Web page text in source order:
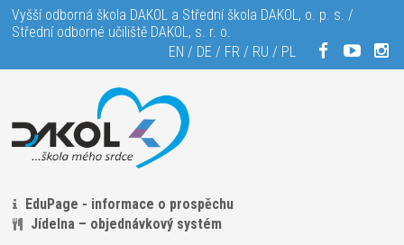
Vyšší odborná škola DAKOL a Střední škola DAKOL, o. p. s. /
Střední odborné učiliště DAKOL, s. r. o.
EN / DE / FR/ RU / PL
EduPage - informace o prospěchu
Jídelna – objednávkový systém